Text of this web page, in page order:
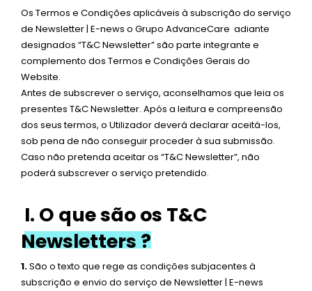
Os Termos e Condições aplicáveis à subscrição do serviço
de Newsletter | E-news o Grupo AdvanceCare adiante
designados “T&C Newsletter” são parte integrante e
complemento dos Termos e Condições Gerais do
Website.
Antes de subscrever o serviço, aconselhamos que leia os
presentes T&C Newsletter. Após a leitura e compreensão
dos seus termos, o Utilizador deverá declarar aceitá-los,
sob pena de não conseguir proceder à sua submissão.
Caso não pretenda aceitar os “T&C Newsletter”, não
poderá subscrever o serviço pretendido.
I. O que são os T&C
Newsletters ?
1.São o texto que rege as condições subjacentes à
subscrição e envio do serviço de Newsletter | E-news